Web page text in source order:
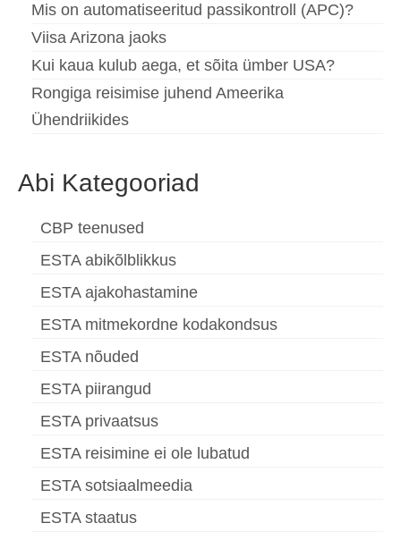
Mis on automatiseeritud passikontroll (APC)?
Viisa Arizona jaoks
Kui kaua kulub aega, et sõita ümber USA?
Rongiga reisimise juhend Ameerika
Ühendriikides
Abi Kategooriad
CBP teenused
ESTA abikõlblikkus
ESTA ajakohastamine
ESTA mitmekordne kodakondsus
ESTA nõuded
ESTA piirangud
ESTA privaatsus
ESTA reisimine ei ole lubatud
ESTA sotsiaalmeedia
ESTA staatus